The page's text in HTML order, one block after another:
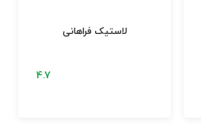
لاستیک فراهانی